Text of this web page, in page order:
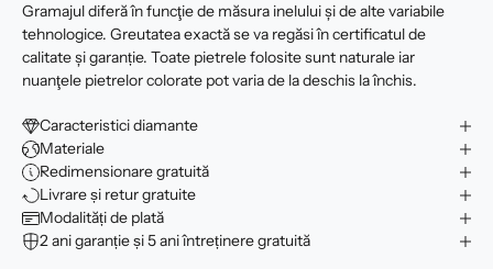
Gramajul diferă în funcţie de măsura inelului şi de alte variabile
tehnologice. Greutatea exactă se va regăsi în certificatul de
calitate şi garanție. Toate pietrele folosite sunt naturale iar
nuanţele pietrelor colorate pot varia de la deschis la închis.
Caracteristici diamante
Materiale
Redimensionare gratuită
Livrare și retur gratuite
Modalități de plată
2 ani garanție și 5 ani întreținere gratuită